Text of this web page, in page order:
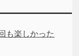
も楽しかった